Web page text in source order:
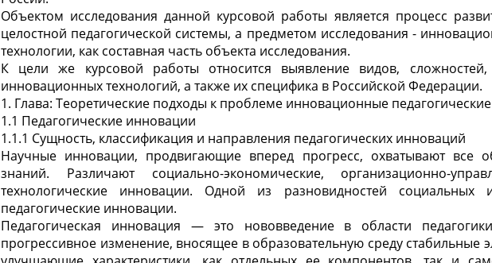
Объектом исследования данной курсовой работы является процесс
целостной педагогической системы, а предметом исследования -
технологии, как составная часть объекта исследования.
К цели же курсовой работы относится выявление видов,
инновационных технологий, а также их специфика в Российской Федерации.
1. Глава: Теоретические подходы к проблеме инновационные
1.1 Педагогические инновации
1.1.1 Сущность, классификация и направления педагогических инноваций
Научные инновации, продвигающие вперед прогресс, охватывают все
знаний. Различают социально-экономические, организационно-
технологические инновации. Одной из разновидностей социальных
педагогические инновации.
Педагогическая инновация — это нововведение в области
прогрессивное изменение, вносящее в образовательную среду стабильные